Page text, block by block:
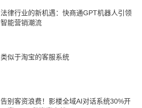
法律行业的新机遇：快商通GPT机器人引领
智能营销潮流
类似于淘宝的客服系统
告别客资浪费！影楼全域AI对话系统30%开